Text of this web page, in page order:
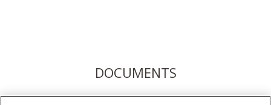
DOCUMENTS
Téléchargez les modes d'emploi ici ou enregistrez votre